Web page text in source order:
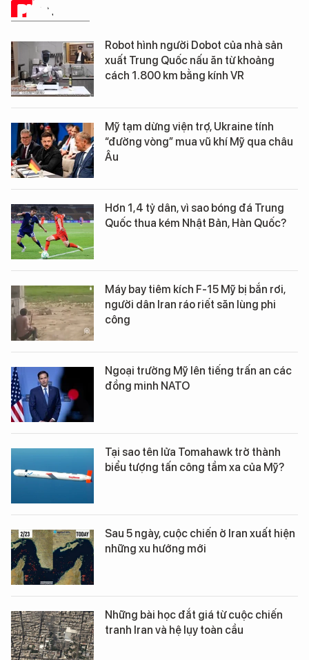
PHÂN TÍCH
Robot hình người Dobot của nhà sản
xuất Trung Quốc nấu ăn từ khoảng
cách 1.800 km bằng kính VR
Mỹ tạm dừng viện trợ, Ukraine tính
“đường vòng” mua vũ khí Mỹ qua châu
Âu
Hơn 1,4 tỷ dân, vì sao bóng đá Trung
Quốc thua kém Nhật Bản, Hàn Quốc?
Máy bay tiêm kích F-15 Mỹ bị bắn rơi,
người dân Iran ráo riết săn lùng phi
công
Ngoại trưởng Mỹ lên tiếng trấn an các
đồng minh NATO
Tại sao tên lửa Tomahawk trở thành
biểu tượng tấn công tầm xa của Mỹ?
Sau 5 ngày, cuộc chiến ở Iran xuất hiện
những xu hướng mới
Những bài học đắt giá từ cuộc chiến
tranh Iran và hệ lụy toàn cầu